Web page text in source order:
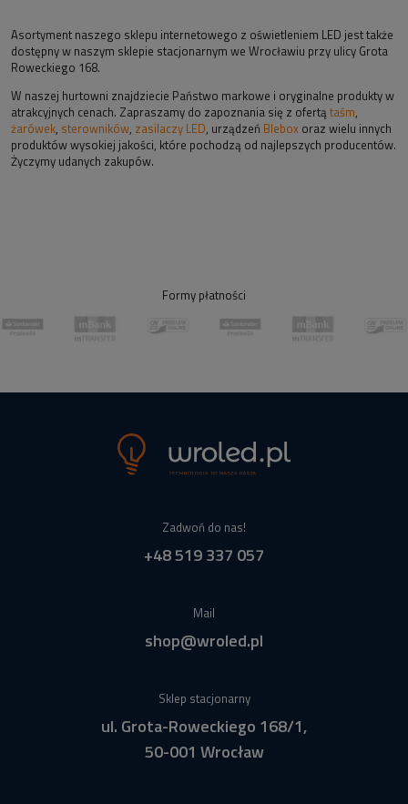
Asortyment naszego sklepu internetowego z oświetleniem LED jest także
dostępny w naszym sklepie stacjonarnym we Wrocławiu przy ulicy Grota
Roweckiego 168.
W naszej hurtowni znajdziecie Państwo markowe i oryginalne produkty w
atrakcyjnych cenach. Zapraszamy do zapoznania się z ofertą taśm,
żarówek, sterowników, zasilaczy LED, urządzeń Blebox oraz wielu innych
produktów wysokiej jakości, które pochodzą od najlepszych producentów.
Życzymy udanych zakupów.
Formy płatności
Zadwoń do nas!
+48 519 337 057
Mail
shop@wroled.pl
Sklep stacjonarny
ul. Grota-Roweckiego 168/1,
50-001 Wrocław